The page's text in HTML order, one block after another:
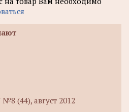
(44), август 2012